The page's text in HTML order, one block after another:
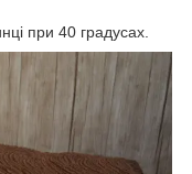
при 40 градусах.